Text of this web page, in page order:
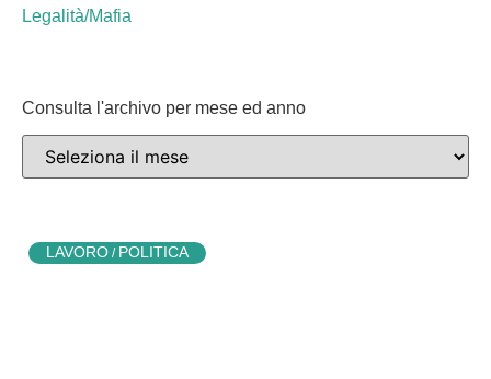
Legalità/Mafia
Consulta l'archivo per mese ed anno
LAVORO / POLITICA